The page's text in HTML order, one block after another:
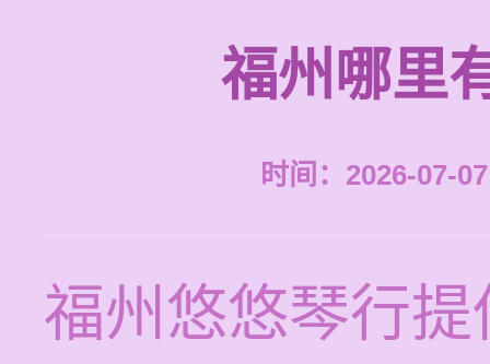
福州哪里
时间：2026-07-
福州悠悠琴行